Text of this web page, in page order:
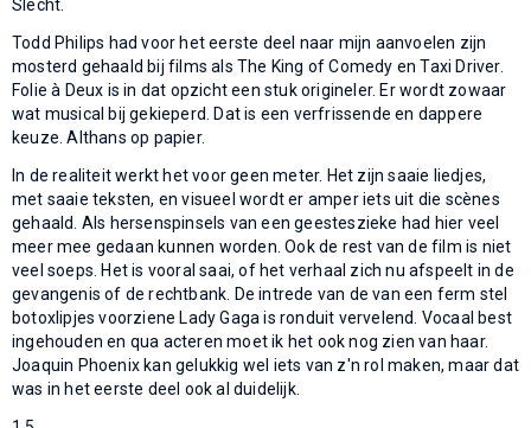
Slecht.
Todd Philips had voor het eerste deel naar mijn aanvoelen zijn
mosterd gehaald bij films als The King of Comedy en Taxi Driver.
Folie à Deux is in dat opzicht een stuk origineler. Er wordt zowaar
wat musical bij gekieperd. Dat is een verfrissende en dappere
keuze. Althans op papier.
In de realiteit werkt het voor geen meter. Het zijn saaie liedjes,
met saaie teksten, en visueel wordt er amper iets uit die scènes
gehaald. Als hersenspinsels van een geesteszieke had hier veel
meer mee gedaan kunnen worden. Ook de rest van de film is niet
veel soeps. Het is vooral saai, of het verhaal zich nu afspeelt in de
gevangenis of de rechtbank. De intrede van de van een ferm stel
botoxlipjes voorziene Lady Gaga is ronduit vervelend. Vocaal best
ingehouden en qua acteren moet ik het ook nog zien van haar.
Joaquin Phoenix kan gelukkig wel iets van z'n rol maken, maar dat
was in het eerste deel ook al duidelijk.